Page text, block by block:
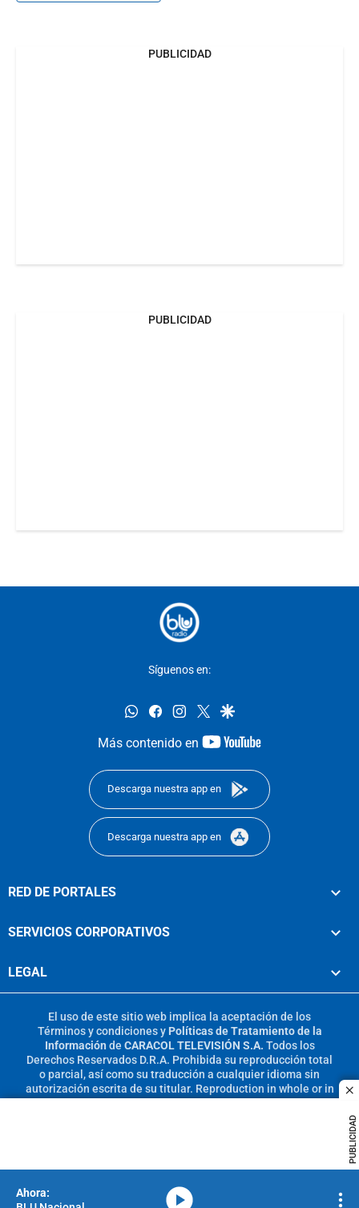
PUBLICIDAD
PUBLICIDAD
PUBLICIDAD
Síguenos en:
whatsappfacebookinstagram
twittergoogle
Más contenido en
youtube-
Descarga nuestra app en
Descarga nuestra app en
RED DE PORTALES
SERVICIOS CORPORATIVOS
LEGAL
El uso de este sitio web implica la aceptación de los
Términos y condicionesy Políticas de Tratamiento de la
Información de CARACOL TELEVISIÓN S.A. Todos los
Derechos Reservados D.R.A. Prohibida su reproducción total
o parcial, así como su traducción a cualquier idioma sin
autorización escrita de su titular. Reproduction in whole or in